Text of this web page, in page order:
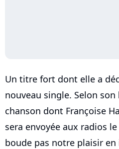
Un titre fort dont elle a
nouveau single. Selon
chanson dont Françoise
sera envoyée aux radios
boude pas notre plaisir